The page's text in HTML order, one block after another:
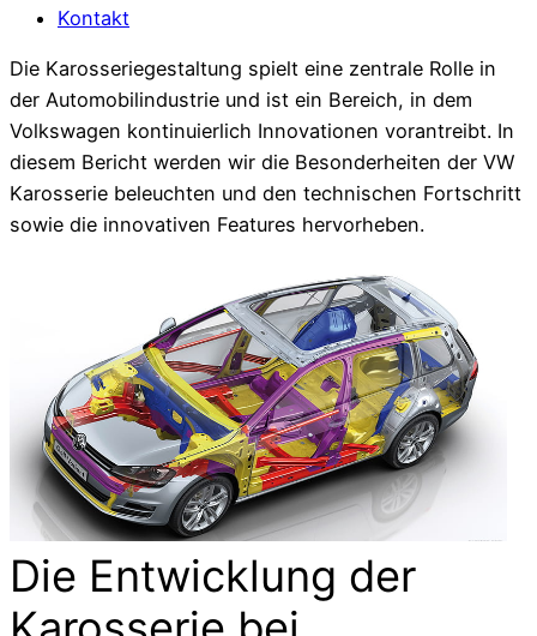
Kontakt
Die Karosseriegestaltung spielt eine zentrale Rolle in
der Automobilindustrie und ist ein Bereich, in dem
Volkswagen kontinuierlich Innovationen vorantreibt. In
diesem Bericht werden wir die Besonderheiten der VW
Karosserie beleuchten und den technischen Fortschritt
sowie die innovativen Features hervorheben.
Die Entwicklung der